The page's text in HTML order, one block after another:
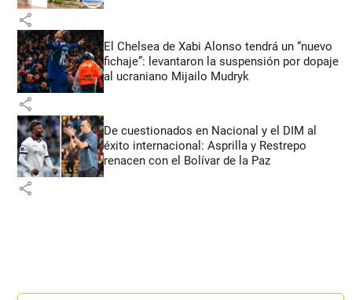
share
El Chelsea de Xabi Alonso tendrá un “nuevo
fichaje”: levantaron la suspensión por dopaje
al ucraniano Mijailo Mudryk
share
De cuestionados en Nacional y el DIM al
éxito internacional: Asprilla y Restrepo
renacen con el Bolívar de la Paz
share